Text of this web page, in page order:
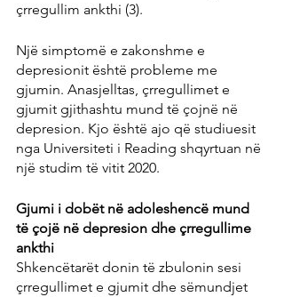
çrregullim ankthi (3).
Një simptomë e zakonshme e
depresionit është probleme me
gjumin. Anasjelltas, çrregullimet e
gjumit gjithashtu mund të çojnë në
depresion. Kjo është ajo që studiuesit
nga Universiteti i Reading shqyrtuan në
një studim të vitit 2020.
Gjumi i dobët në adoleshencë mund
të çojë në depresion dhe çrregullime
ankthi
Shkencëtarët donin të zbulonin sesi
çrregullimet e gjumit dhe sëmundjet